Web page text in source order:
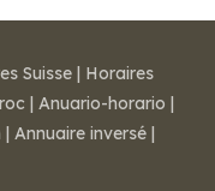
Suisse | Horaires
| Anuario-horario |
| Annuaire inversé |